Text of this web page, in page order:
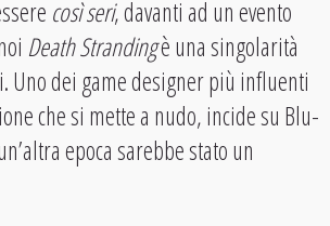
così seri, davanti ad un evento
Death Strandingè una singolarità
Uno dei game designer più influenti
che si mette a nudo, incide su Blu-
epoca sarebbe stato un